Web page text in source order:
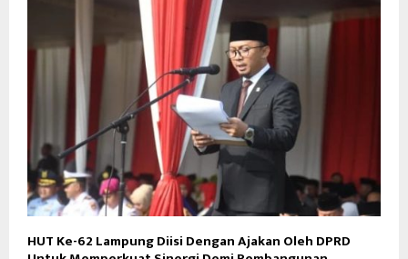
HUT Ke-62 Lampung Diisi Dengan Ajakan Oleh DPRD